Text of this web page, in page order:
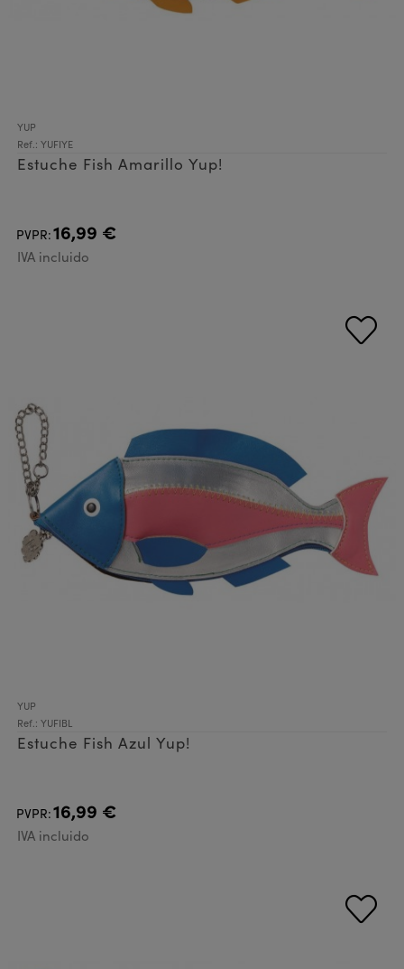
YUP
Ref.: YUFIYE
Estuche Fish Amarillo Yup!
PVPR:16,99 €
IVA incluido
YUP
Ref.: YUFIBL
Estuche Fish Azul Yup!
PVPR:16,99 €
IVA incluido